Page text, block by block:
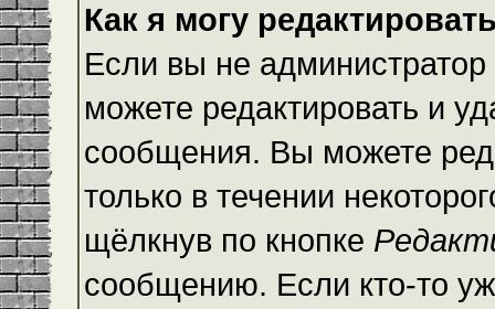
Как я могу
Если вы не
можете редактировать и
сообщения. Вы можете
только в течении
щёлкнув по кнопке
сообщению. Если кто-то